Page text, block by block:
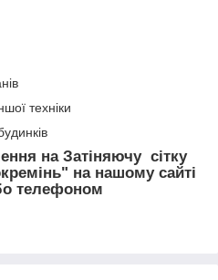
техніки
на Затіняючу сітку
на нашому сайті
телефоном